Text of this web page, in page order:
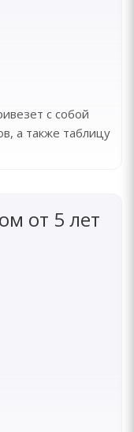
с собой
а также таблицу
от 5 лет